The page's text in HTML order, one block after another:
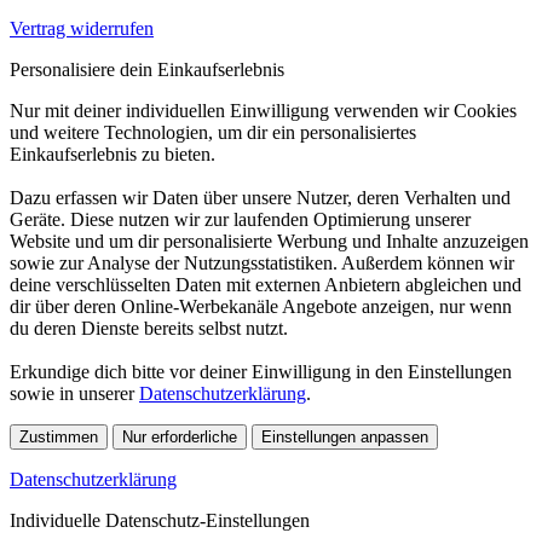
Vertrag widerrufen
Personalisiere dein Einkaufserlebnis
Nur mit deiner individuellen Einwilligung verwenden wir Cookies
und weitere Technologien, um dir ein personalisiertes
Einkaufserlebnis zu bieten.
Dazu erfassen wir Daten über unsere Nutzer, deren Verhalten und
Geräte. Diese nutzen wir zur laufenden Optimierung unserer
Website und um dir personalisierte Werbung und Inhalte anzuzeigen
sowie zur Analyse der Nutzungsstatistiken. Außerdem können wir
deine verschlüsselten Daten mit externen Anbietern abgleichen und
dir über deren Online-Werbekanäle Angebote anzeigen, nur wenn
du deren Dienste bereits selbst nutzt.
Erkundige dich bitte vor deiner Einwilligung in den Einstellungen
sowie in unsererDatenschutzerklärung.
Zustimmen Nur erforderliche Einstellungen anpassen
Datenschutzerklärung
Individuelle Datenschutz-Einstellungen